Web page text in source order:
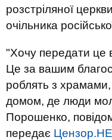
розстріляної
очільника
"Хочу передати це
Це за вашим
роблять з
домом, де люди
Порошенко,
передає